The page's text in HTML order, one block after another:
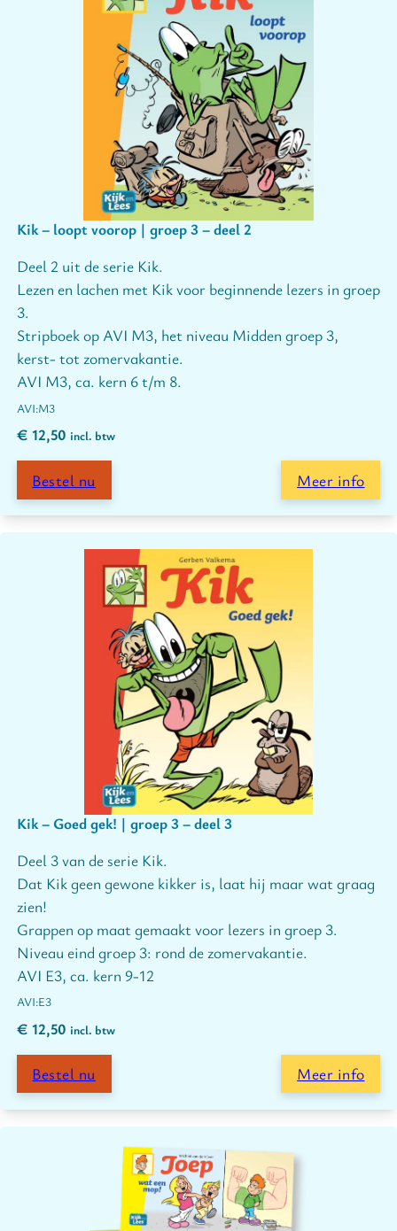
Kik – loopt voorop | groep 3 – deel 2
Deel 2 uit de serie Kik.
Lezen en lachen met Kik voor beginnende lezers in groep
3.
Stripboek op AVI M3, het niveau Midden groep 3,
kerst- tot zomervakantie.
AVI M3, ca. kern 6 t/m 8.
M3
€ 12,50 incl. btw
Bestel nu Meer info
Kik – Goed gek! | groep 3 – deel 3
Deel 3 van de serie Kik.
Dat Kik geen gewone kikker is, laat hij maar wat graag
zien!
Grappen op maat gemaakt voor lezers in groep 3.
Niveau eind groep 3: rond de zomervakantie.
AVI E3, ca. kern 9-12
E3
€ 12,50 incl. btw
Bestel nu Meer info